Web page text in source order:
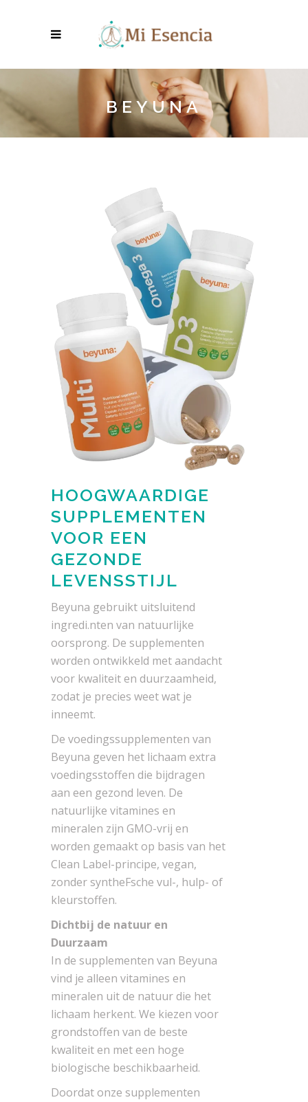
BEYUNA
HOOGWAARDIGE
SUPPLEMENTEN
VOOR EEN
GEZONDE
LEVENSSTIJL
Beyuna gebruikt uitsluitend
ingredi.nten van natuurlijke
oorsprong. De supplementen
worden ontwikkeld met aandacht
voor kwaliteit en duurzaamheid,
zodat je precies weet wat je
inneemt.
De voedingssupplementen van
Beyuna geven het lichaam extra
voedingsstoffen die bijdragen
aan een gezond leven. De
natuurlijke vitamines en
mineralen zijn GMO-vrij en
worden gemaakt op basis van het
Clean Label-principe, vegan,
zonder syntheFsche vul-, hulp- of
kleurstoffen.
Dichtbij de natuur en
Duurzaam
In de supplementen van Beyuna
vind je alleen vitamines en
mineralen uit de natuur die het
lichaam herkent. We kiezen voor
grondstoffen van de beste
kwaliteit en met een hoge
biologische beschikbaarheid.
Doordat onze supplementen